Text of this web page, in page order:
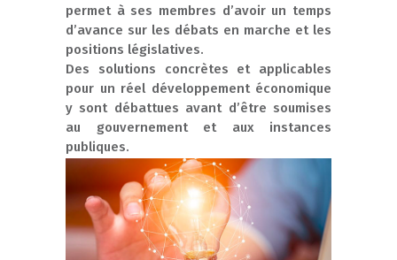
permet à ses membres d’avoir un temps
d’avance sur les débats en marche et les
positions législatives.
Des solutions concrètes et applicables
pour un réel développement économique
y sont débattues avant d’être soumises
au gouvernement et aux instances
publiques.